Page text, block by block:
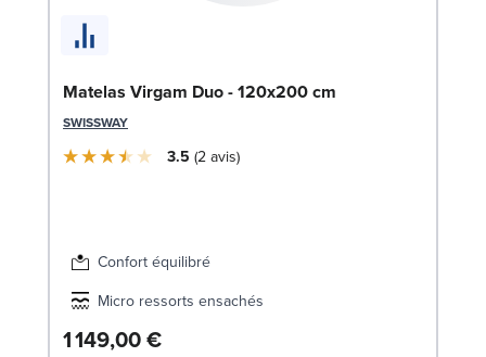
Matelas Virgam Duo - 120x200 cm
SWISSWAY
3.5 2 avis
Confort équilibré
Micro ressorts ensachés
1 149,00 €